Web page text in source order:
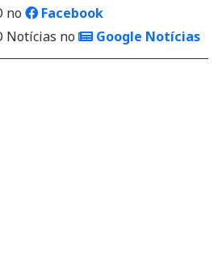
no
Facebook
Notícias no
Google Notícias